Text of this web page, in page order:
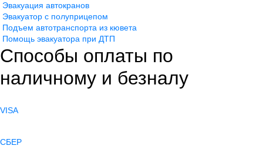
Эвакуация автокранов
Эвакуатор с полуприцепом
Подъем автотранспорта из кювета
Помощь эвакуатора при ДТП
Способы оплаты по
наличному и безналу
VISA
СБЕР